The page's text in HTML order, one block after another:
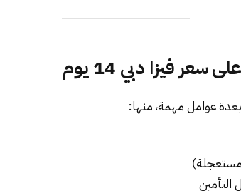
سعر فيزا دبي 14 يوم
بعدة عوامل مهمة، منها:
مستعجلة)